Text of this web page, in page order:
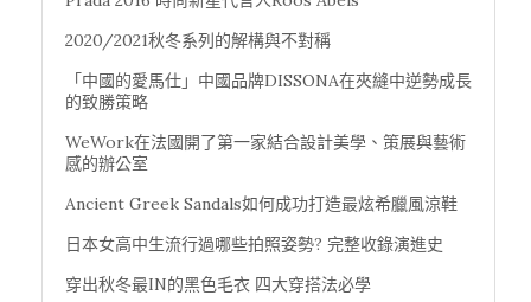
2020/2021秋冬系列的解構與不對稱
「中國的愛馬仕」中國品牌DISSONA在夾縫中逆勢成長
的致勝策略
WeWork在法國開了第一家結合設計美學、策展與藝術
感的辦公室
Ancient Greek Sandals如何成功打造最炫希臘風涼鞋
日本女高中生流行過哪些拍照姿勢? 完整收錄演進史
穿出秋冬最IN的黑色毛衣 四大穿搭法必學